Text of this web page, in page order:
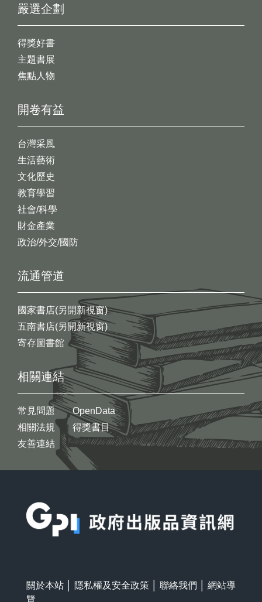
開卷有益
台灣采風
生活藝術
文化歷史
教育學習
社會/科學
財金產業
政治/外交/國防
嚴選企劃
得獎好書
主題書展
焦點人物
流通管道
國家書店(另開新視窗)
五南書店(另開新視窗)
寄存圖書館
相關連結
常見問題
相關法規
友善連結
OpenData
得獎書目
關於本站 隱私權及安全政策 聯絡我們
網站導
覽